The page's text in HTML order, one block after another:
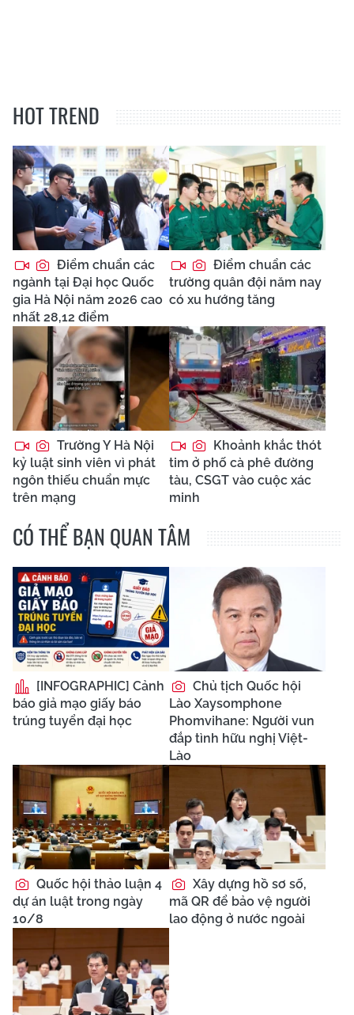
HOT TREND
Điểm chuẩn các
ngành tại Đại học Quốc
gia Hà Nội năm 2026 cao
nhất 28,12 điểm
Điểm chuẩn các
trường quân đội năm nay
có xu hướng tăng
Trường Y Hà Nội
kỷ luật sinh viên vì phát
ngôn thiếu chuẩn mực
trên mạng
Khoảnh khắc thót
tim ở phố cà phê đường
tàu, CSGT vào cuộc xác
minh
CÓ THỂ BẠN QUAN TÂM
[INFOGRAPHIC] Cảnh
báo giả mạo giấy báo
trúng tuyển đại học
Chủ tịch Quốc hội
Lào Xaysomphone
Phomvihane: Người vun
đắp tình hữu nghị Việt-
Lào
Quốc hội thảo luận 4
dự án luật trong ngày
10/8
Xây dựng hồ sơ số,
mã QR để bảo vệ người
lao động ở nước ngoài